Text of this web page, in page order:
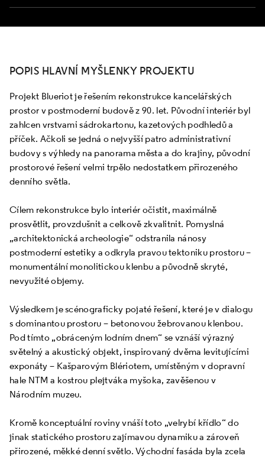
POPIS HLAVNÍ MYŠLENKY PROJEKTU
Projekt Blueriot je řešením rekonstrukce kancelářských
prostor v postmoderní budově z 90. let. Původní interiér byl
zahlcen vrstvami sádrokartonu, kazetových podhledů a
příček. Ačkoli se jedná o nejvyšší patro administrativní
budovy s výhledy na panorama města a do krajiny, původní
prostorové řešení velmi trpělo nedostatkem přirozeného
denního světla.
Cílem rekonstrukce bylo interiér očistit, maximálně
prosvětlit, provzdušnit a celkově zkvalitnit. Pomyslná
„architektonická archeologie“ odstranila nánosy
postmoderní estetiky a odkryla pravou tektoniku prostoru –
monumentální monolitickou klenbu a původně skryté,
nevyužité objemy.
Výsledkem je scénograficky pojaté řešení, které je v dialogu
s dominantou prostoru – betonovou žebrovanou klenbou.
Pod tímto „obráceným lodním dnem“ se vznáší výrazný
světelný a akustický objekt, inspirovaný dvěma levitujícími
exponáty – Kašparovým Blériotem, umístěným v dopravní
hale NTM a kostrou plejtváka myšoka, zavěšenou v
Národním muzeu.
Kromě konceptuální roviny vnáší toto „velrybí křídlo“ do
jinak statického prostoru zajímavou dynamiku a zároveň
přirozené, měkké denní světlo. Východní fasáda byla zcela